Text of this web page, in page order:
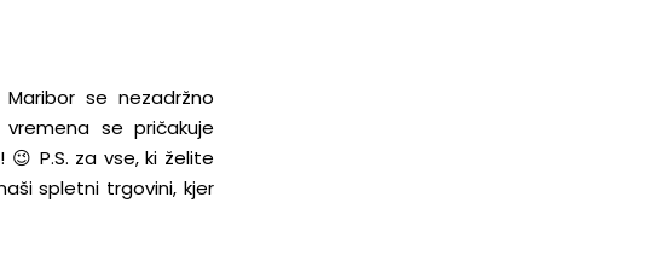
se nezadržno
se pričakuje
P.S. za vse, ki želite
spletni trgovini, kjer